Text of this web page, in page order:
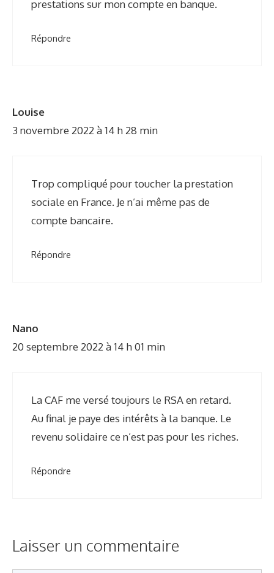
prestations sur mon compte en banque.
Répondre
Louise
3 novembre 2022 à 14 h 28 min
Trop compliqué pour toucher la prestation
sociale en France. Je n’ai même pas de
compte bancaire.
Répondre
Nano
20 septembre 2022 à 14 h 01 min
La CAF me versé toujours le RSA en retard.
Au final je paye des intérêts à la banque. Le
revenu solidaire ce n’est pas pour les riches.
Répondre
Laisser un commentaire